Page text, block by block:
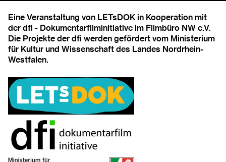
Eine Veranstaltung von LETsDOK in Kooperation mit
der dfi - Dokumentarfilminitiative im Filmbüro NW e.V.
Die Projekte der dfi werden gefördert vom Ministerium
für Kultur und Wissenschaft des Landes Nordrhein-
Westfalen.